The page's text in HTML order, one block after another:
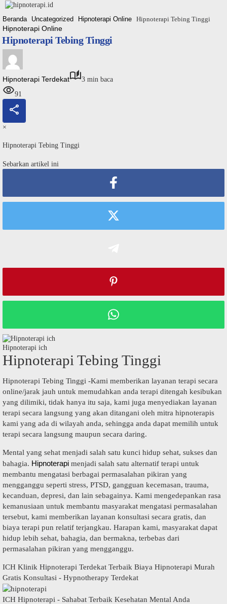
Langsung
konten
Beranda Uncategorized Hipnoterapi Online Hipnoterapi Tebing Tinggi
Hipnoterapi Online
Hipnoterapi Tebing Tinggi
Hipnoterapi Terdekat
3 min baca
91
×
Hipnoterapi Tebing Tinggi
Sebarkan artikel ini
Hipnoterapi ich
Hipnoterapi Tebing Tinggi
Hipnoterapi Tebing Tinggi -Kami memberikan layanan terapi secara
online/jarak jauh untuk memudahkan anda terapi ditengah kesibukan
yang dilimiki, tidak hanya itu saja, kami juga menyediakan layanan
terapi secara langsung yang akan ditangani oleh mitra hipnoterapis
kami yang ada di wilayah anda, sehingga anda dapat memilih untuk
terapi secara langsung maupun secara daring.
Mental yang sehat menjadi salah satu kunci hidup sehat, sukses dan
bahagia. Hipnoterapi menjadi salah satu alternatif terapi untuk
membantu mengatasi berbagai permasalahan pikiran yang
mengganggu seperti stress, PTSD, gangguan kecemasan, trauma,
kecanduan, depresi, dan lain sebagainya. Kami mengedepankan rasa
kemanusiaan untuk membantu masyarakat mengatasi permasalahan
tersebut, kami memberikan layanan konsultasi secara gratis, dan
biaya terapi pun relatif terjangkau. Harapan kami, masyarakat dapat
hidup lebih sehat, bahagia, dan bermakna, terbebas dari
permasalahan pikiran yang mengganggu.
ICH Klinik Hipnoterapi Terdekat Terbaik Biaya Hipnoterapi Murah
Gratis Konsultasi - Hypnotherapy Terdekat
ICH Hipnoterapi - Sahabat Terbaik Kesehatan Mental Anda